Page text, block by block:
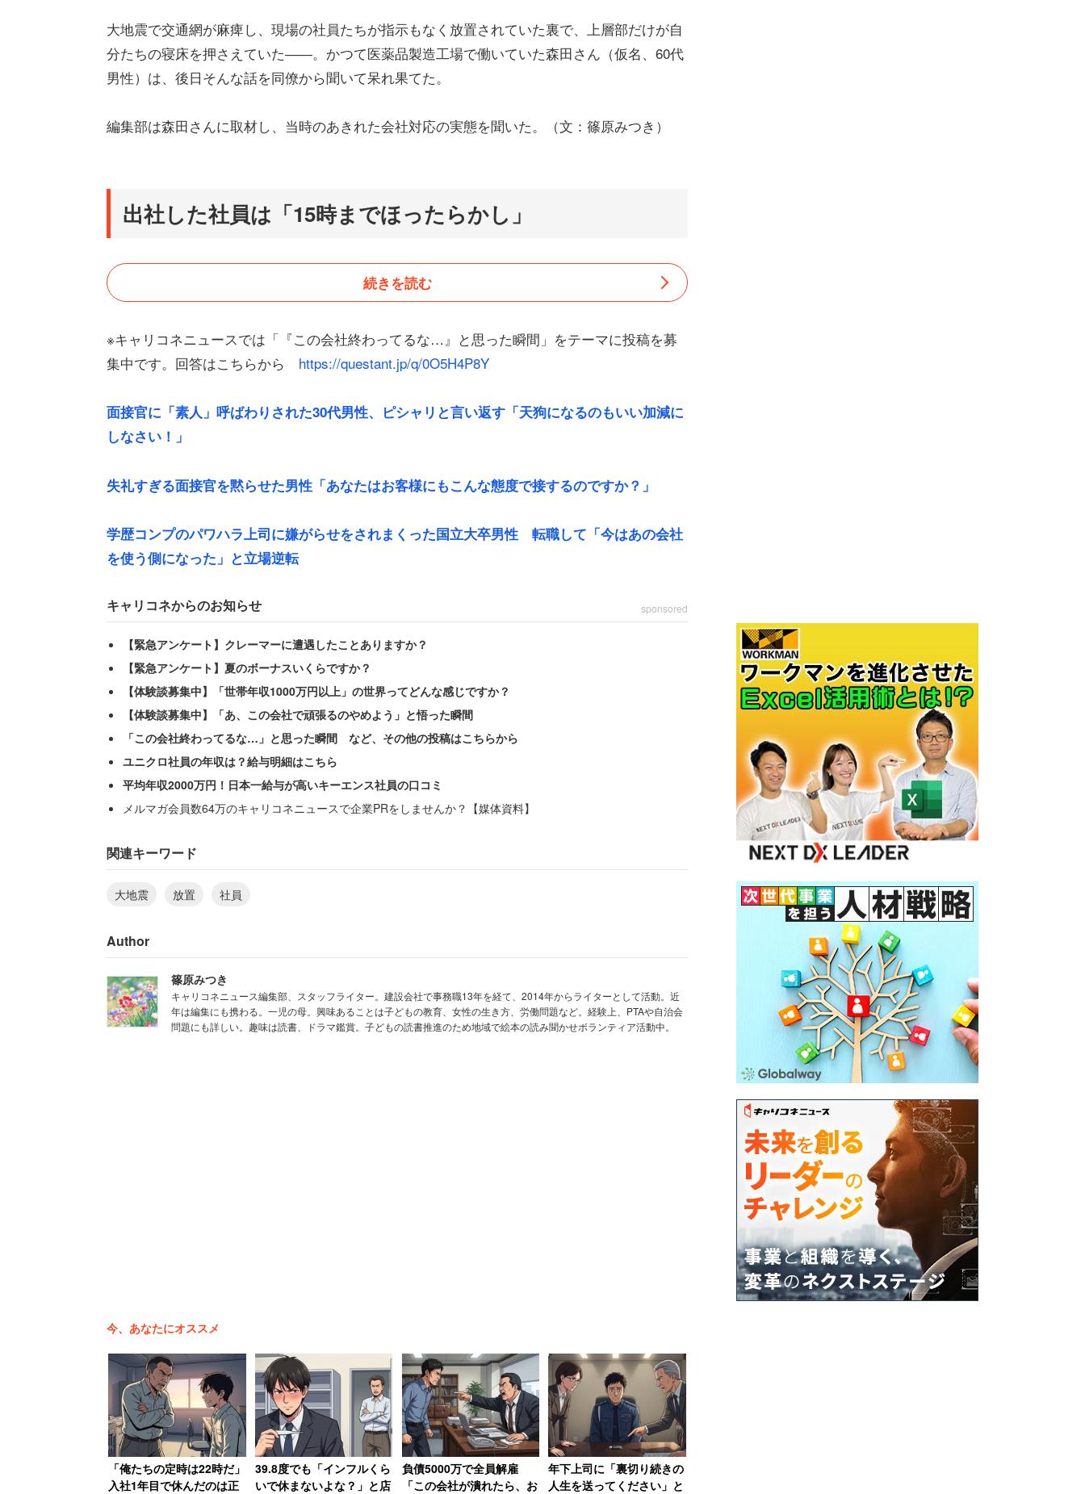
大地震で交通網が麻痺し、現場の社員たちが指示もなく放置されていた裏で、上層部だけが自
分たちの寝床を押さえていた――。かつて医薬品製造工場で働いていた森田さん（仮名、60代
男性）は、後日そんな話を同僚から聞いて呆れ果てた。
編集部は森田さんに取材し、当時のあきれた会社対応の実態を聞いた。（文：篠原みつき）
出社した社員は「15時までほったらかし」
2018年6月18日の朝7時58分に発生した大阪北部地震。震度6弱を記録し、交通機関は大規模な
森田さんの当時の勤務先は、近畿地方にある医薬品製造工場だった。森田さん自身は地震発生
前に出社していたが、出社できた社員は全体の半数ほどにとどまったという。
「品質担保のため、製造業務に従事する人数やダブルチェックの体制が決められています。人
数が足りないと通常の製造業務ができないため、薬事法を逸脱しない範囲での準備や掃除、書
類仕事をしていました」
予期せぬ災害とはいえ、出社していた上司や上層部からの指示は一切なかった。社内で待機す
になってからだった。
「JRが運転再開した20時頃にようやく帰ることができま
した」
帰宅指示が出たとはいえ、電車は依然として動いていなかった。近隣に住む者はそのまま帰宅
いう。
上層部からホテルの一件について何の説明なく……
続きを読む
※キャリコネニュースでは「『この会社終わってるな…』と思った瞬間」をテーマに投稿を募
集中です。回答はこちらから https://questant.jp/q/0O5H4P8Y
面接官に「素人」呼ばわりされた30代男性、ピシャリと言い返す「天狗になるのもいい加減に
しなさい！」
失礼すぎる面接官を黙らせた男性「あなたはお客様にもこんな態度で接するのですか？」
学歴コンプのパワハラ上司に嫌がらせをされまくった国立大卒男性 転職して「今はあの会社
を使う側になった」と立場逆転
キャリコネからのお知らせ sponsored
【緊急アンケート】クレーマーに遭遇したことありますか？
【緊急アンケート】夏のボーナスいくらですか？
【体験談募集中】「世帯年収1000万円以上」の世界ってどんな感じですか？
【体験談募集中】「あ、この会社で頑張るのやめよう」と悟った瞬間
「この会社終わってるな…」と思った瞬間 など、その他の投稿はこちらから
ユニクロ社員の年収は？給与明細はこちら
平均年収2000万円！日本一給与が高いキーエンス社員の口コミ
メルマガ会員数64万のキャリコネニュースで企業PRをしませんか？【媒体資料】
関連キーワード
大地震 放置 社員
Author
篠原みつき
キャリコネニュース編集部、スタッフライター。建設会社で事務職13年を経て、2014年からライターとして活動。近
年は編集にも携わる。一児の母。興味あることは子どもの教育、女性の生き方、労働問題など。経験上、PTAや自治会
問題にも詳しい。趣味は読書、ドラマ鑑賞。子どもの読書推進のため地域で絵本の読み聞かせボランティア活動中。
今、あなたにオススメ
「俺たちの定時は22時だ」
入社1年目で休んだのは正
39.8度でも「インフルくら
いで休まないよな？」と店
負債5000万で全員解雇
「この会社が潰れたら、お
年下上司に「裏切り続きの
人生を送ってください」と